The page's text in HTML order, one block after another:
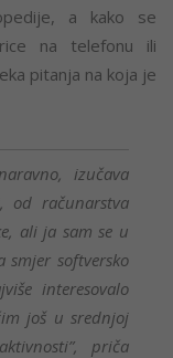
a kako se
na telefonu ili
pitanja na koja je
izučava
od računarstva
ali ja sam se u
smjer softversko
interesovalo
još u srednjoj
priča